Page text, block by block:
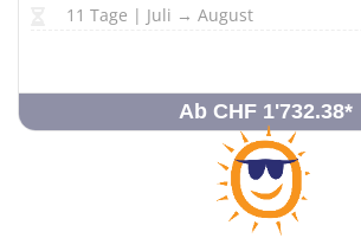
11 Tage | Juli → August
Ab CHF 1'732.38*